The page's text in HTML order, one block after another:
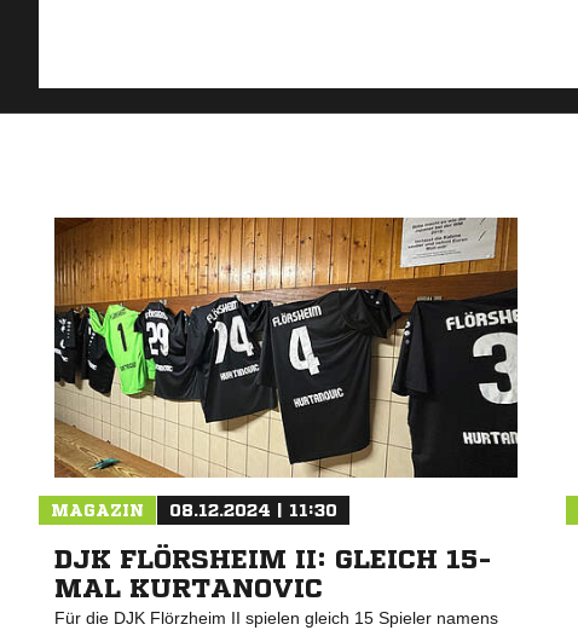
MAGAZIN 08.12.2024 | 11:30
DJK FLÖRSHEIM II: GLEICH 15-
MAL KURTANOVIC
Für die DJK Flörzheim II spielen gleich 15 Spieler namens